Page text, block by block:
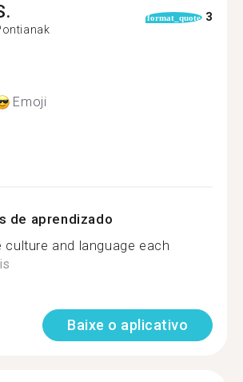
format_quote 3
Emoji
de aprendizado
culture and language each
Baixe o aplicativo